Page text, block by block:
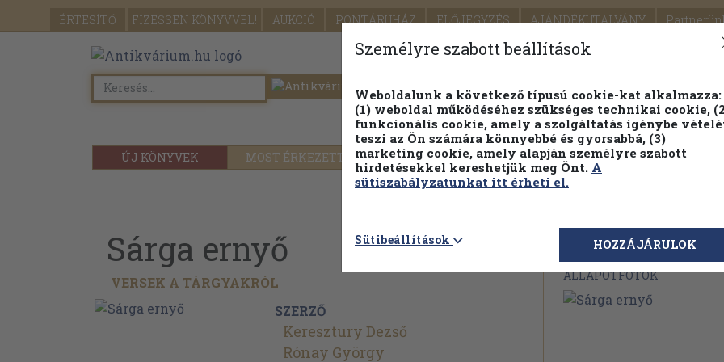
ÉRTESÍTŐ FIZESSEN KÖNYVVEL! AUKCIÓ PONTÁRUHÁZ ELŐJEGYZÉS AJÁNDÉKUTALVÁNY
SEGÍTSÉG
ÚJ KÖNYVEK MOST ÉRKEZETT PILLANATNYI ÁRAINK FENNTARTHATÓ
Részletes kereső Témaköri fa
Sárga ernyő
VERSEK A TÁRGYAKRÓL
SZERZŐ
Keresztury Dezső
Rónay György
Megvásárolható
ÁLLAPOTFOTÓK
Személyre szabott beállítások
Weboldalunk a következő típusú cookie-kat alkalmazza:
(1) weboldal működéséhez szükséges technikai cookie,
funkcionális cookie, amely a szolgáltatás igénybe
teszi az Ön számára könnyebbé és gyorsabbá, (3)
marketing cookie, amely alapján személyre szabott
hirdetésekkel kereshetjük meg Önt. A
sütiszabályzatunkat itt érheti el.
Sütibeállítások HOZZÁJÁRULOK